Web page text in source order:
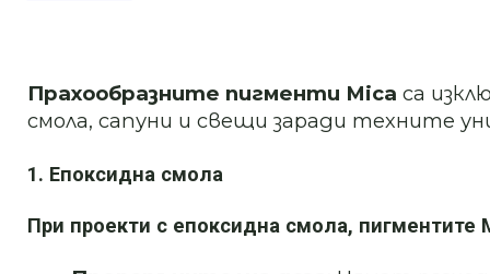
Прахообразните пигменти Mica са
смола, сапуни и свещи заради техните
1. Епоксидна смола
При проекти с епоксидна смола, пигментите